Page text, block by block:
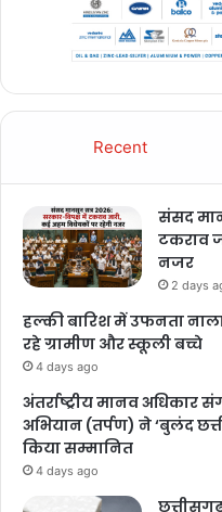
Recent
संसद
टकराव
नजर
2 days
हल्की बारिश में उफनता
रहे ग्रामीण और स्कूली बच्चे
4 days ago
अंतर्राष्ट्रीय मानव
अभियान (तर्पण) ने ‘बुलंद
किया सम्मानित
4 days ago